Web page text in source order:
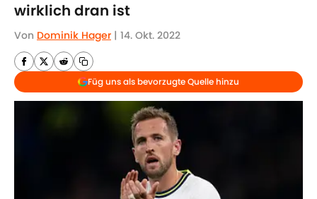
wirklich dran ist
Von Dominik Hager | 14. Okt. 2022
Füg uns als bevorzugte Quelle hinzu